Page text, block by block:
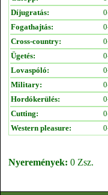
Díjugratás:
Fogathajtás:
Cross-country:
Ügetés:
Lovaspóló:
Military:
Hordókerülés:
Cutting:
Western pleasure:
Nyeremények: 0 Zsz.